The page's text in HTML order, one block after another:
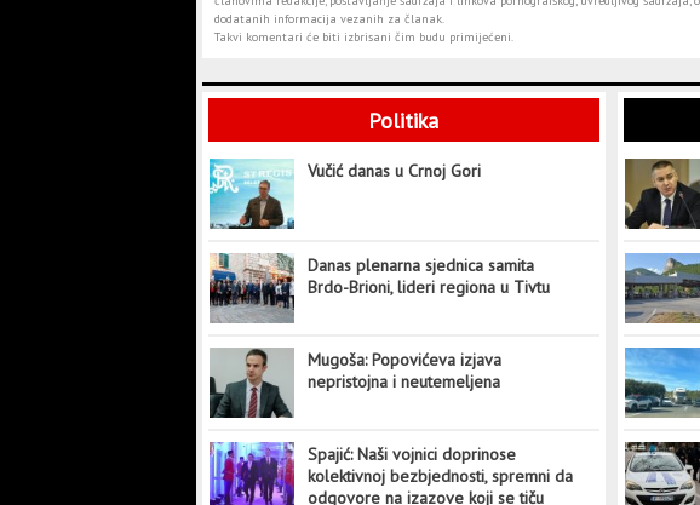
dodatanih informacija vezanih za članak.
Takvi komentari će biti izbrisani čim budu primijećeni.
Politika
Vučić danas u Crnoj Gori
Danas plenarna sjednica samita
Brdo-Brioni, lideri regiona u Tivtu
Mugoša: Popovićeva izjava
nepristojna i neutemeljena
Spajić: Naši vojnici doprinose
kolektivnoj bezbjednosti, spremni da
odgovore na izazove koji se tiču